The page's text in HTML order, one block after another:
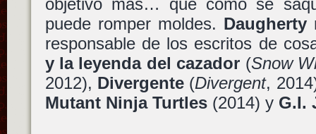
puede romper moldes. Daugherty
responsable de los escritos de
y la leyenda del cazador (Snow
2012), Divergente(Divergent,
Mutant Ninja Turtles(2014) y G.I.